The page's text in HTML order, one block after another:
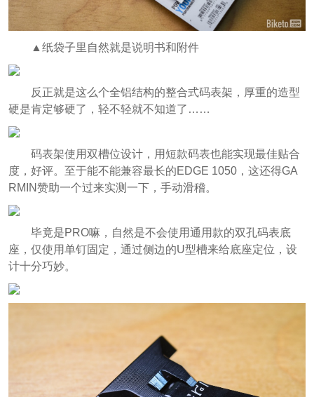
▲纸袋子里自然就是说明书和附件
反正就是这么个全铝结构的整合式码表架，厚重的造型
硬是肯定够硬了，轻不轻就不知道了……
码表架使用双槽位设计，用短款码表也能实现最佳贴合
度，好评。至于能不能兼容最长的EDGE 1050，这还得GA
RMIN赞助一个过来实测一下，手动滑稽。
毕竟是PRO嘛，自然是不会使用通用款的双孔码表底
座，仅使用单钉固定，通过侧边的U型槽来给底座定位，设
计十分巧妙。